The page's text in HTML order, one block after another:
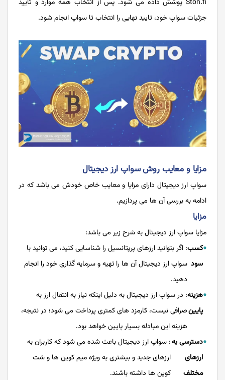
Ston.fi پوشش داده می شود. پس از انتخاب همه موارد و تایید
جزئیات سواپ خود، تایید نهایی را انتخاب تا سواپ انجام شود.
مزایا و معایب روش سواپ ارز دیجیتال
سواپ ارز دیجیتال دارای مزایا و معایب خاص خودش می باشد که در
ادامه به بررسی آن ها می پردازیم.
مزایا
مزایا سواپ ارز دیجیتال به شرح زیر می باشد:
کسب
سود
: اگر بتوانید ارزهای پرپتانسیل را شناسایی کنید، می توانید با
سواپ ارز دیجیتال آن ها را تهیه و سرمایه گذاری خود را انجام
دهید.
هزینه
پایین‌
: در سواپ ارز دیجیتال به دلیل اینکه نیاز به انتقال ارز به
صرافی نیست، کارمزد های کمتری پرداخت می شود؛ در نتیجه،
هزینه این مبادله بسیار پایین خواهد بود.
دسترسی به
ارزهای
مختلف
: سواپ ارز دیجیتال باعث شده می شود که کاربران به
ارزهای جدید و بیشتری به ویژه میم کوین ها و شت
کوین ها داشته باشند.